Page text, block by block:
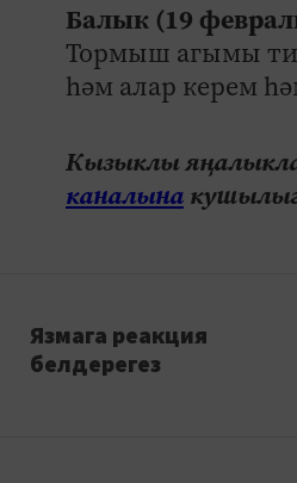
Балык (19
Тормыш агымы
һәм алар керем
Кызыклы
каналына
Язмага реакция
белдерегез